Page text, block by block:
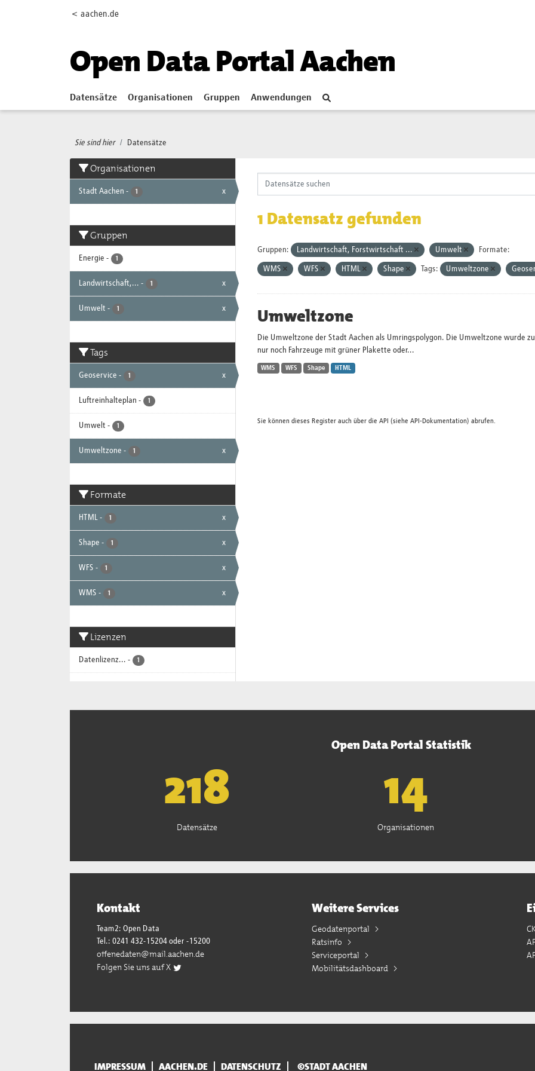
< aachen.de
Open Data Portal Aachen
Datensätze Organisationen Gruppen Anwendungen
Sie sind hier Datensätze
Organisationen
Stadt Aachen - 1 x
Gruppen
Energie - 1
Landwirtschaft,... - 1 x
Umwelt - 1 x
Tags
Geoservice - 1 x
Luftreinhalteplan - 1
Umwelt - 1
Umweltzone - 1 x
Formate
HTML - 1 x
Shape - 1 x
WFS - 1 x
WMS - 1 x
Lizenzen
Datenlizenz... - 1
1 Datensatz gefunden
Gruppen: Landwirtschaft, Forstwirtschaft ... Umwelt Formate:
WMS WFS HTML Shape Tags: Umweltzone
Umweltzone
Die Umweltzone der Stadt Aachen als Umringspolygon. Die Umweltzone wurde
nur noch Fahrzeuge mit grüner Plakette oder...
WMS WFS Shape HTML
Sie können dieses Register auch über die API (siehe API-Dokumentation) abrufen.
Open Data Portal Statistik
221
Datensätze
15
Organisationen
Kontakt
Team2: Open Data
Tel.: 0241 432-15204 oder -15200
offenedaten@mail.aachen.de
Folgen Sie uns auf X
Weitere Services
Geodatenportal
Ratsinfo
Serviceportal
Mobilitätsdashboard
IMPRESSUM AACHEN.DE DATENSCHUTZ ©STADT AACHEN